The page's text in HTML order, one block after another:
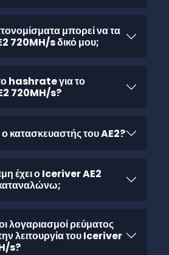
μπορεί να τα
720MH/s δικό μου;
hashrate για το
720MH/s?
ο κατασκευαστής του AE2?
έχει ο Iceriver AE2
οι λογαριασμοί ρεύματος
λειτουργία του Iceriver
s?